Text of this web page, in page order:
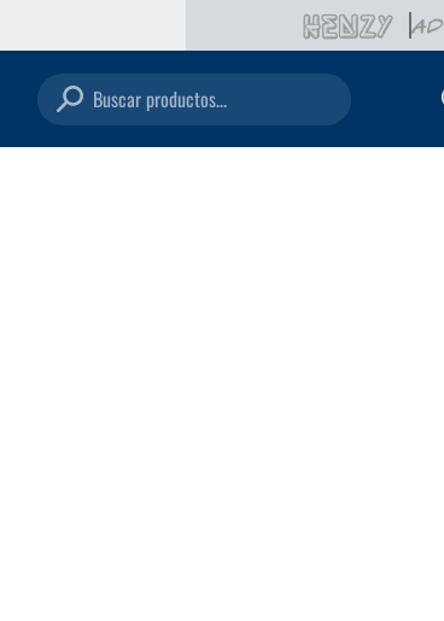
6 CUOTAS SIN INTERÉS CON TU DEBITO
Buscar productos...